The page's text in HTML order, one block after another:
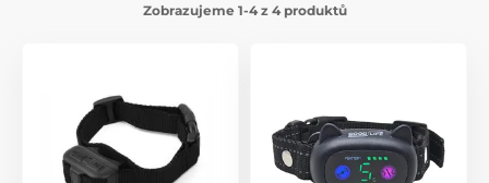
Zobrazujeme 1-4 z 4 produktů